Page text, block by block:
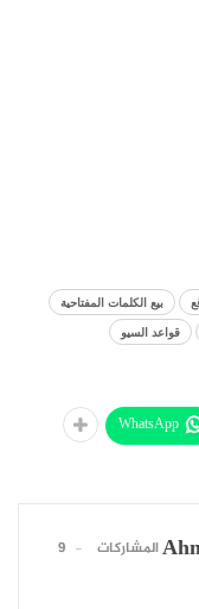
بيع الكلمات المفتاحية
قواعد السيو
WhatsApp
9